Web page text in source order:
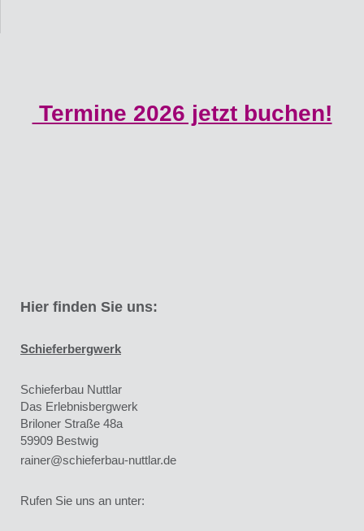
Termine 2026 jetzt buchen!
Hier finden Sie uns:
Schieferbergwerk
Schieferbau Nuttlar
Das Erlebnisbergwerk
Briloner Straße 48a
59909 Bestwig
rainer@schieferbau-nuttlar.de
Rufen Sie uns an unter: